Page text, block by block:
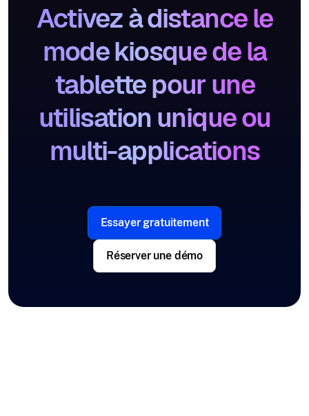
Activez à distance le
mode kiosque de la
tablette pour une
utilisation unique ou
multi-applications
Essayer gratuitement
Réserver une démo